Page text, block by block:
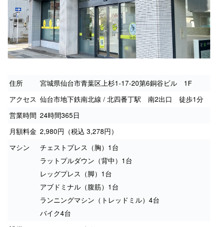
住所
宮城県仙台市青葉区上杉1-17-20第6銅谷ビル 1F
アクセス 仙台市地下鉄南北線 / 北四番丁駅 南2出口 徒歩1分
営業時間 24時間365日
月額料金 2,980円（税込 3,278円）
マシン
チェストプレス（胸）1台
ラットプルダウン（背中）1台
レッグプレス（脚）1台
アブドミナル（腹筋）1台
ランニングマシン（トレッドミル）4台
バイク4台